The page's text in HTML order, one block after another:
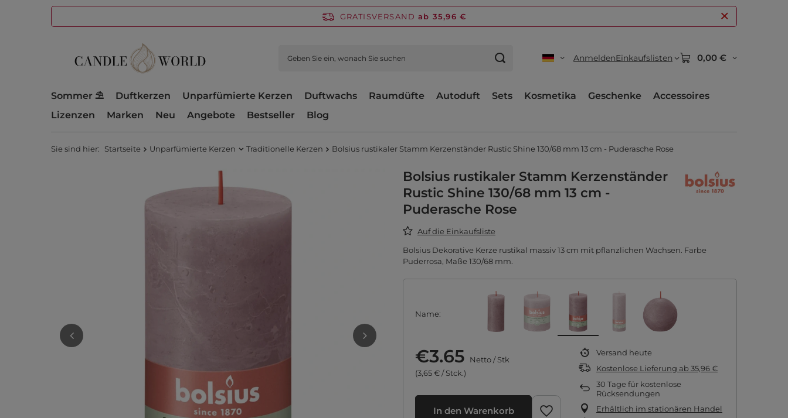
GRATISVERSAND ab 35,96 €
AnmeldenEinkaufslisten 0,00 €
Sommer ⛱️ Duftkerzen Unparfümierte Kerzen Duftwachs Raumdüfte Autoduft Sets Kosmetika Geschenke
Accessoires
Lizenzen
Marken Neu Angebote Bestseller Blog
Sie sind hier: Startseite Unparfümierte Kerzen Traditionelle Kerzen Bolsius rustikaler Stamm Kerzenständer Rustic Shine 130/68 mm 13 cm - Puderasche Rose
Bolsius rustikaler Stamm Kerzenständer
Rustic Shine 130/68 mm 13 cm -
Puderasche Rose
Auf die Einkaufsliste
Bolsius Dekorative Kerze rustikal massiv 13 cm mit pflanzlichen Wachsen. Farbe
Puderrosa, Maße 130/68 mm.
Name
€3.65 Netto/Stk
(3,65 € / Stck.)
In den Warenkorb
Versand heute
Kostenlose Lieferung ab 35,96 €
30 Tage für kostenlose
Rücksendungen
Erhältlich im stationären Handel